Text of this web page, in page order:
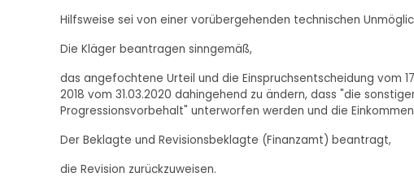
Hilfsweise sei von einer vorübergehenden technischen
Die Kläger beantragen sinngemäß,
das angefochtene Urteil und die Einspruchsentscheidung vom
2018 vom 31.03.2020 dahingehend zu ändern, dass "die
Progressionsvorbehalt" unterworfen werden und die
Der Beklagte und Revisionsbeklagte (Finanzamt) beantragt,
die Revision zurückzuweisen.